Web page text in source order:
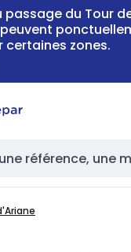
passage du Tour
certaines zones.